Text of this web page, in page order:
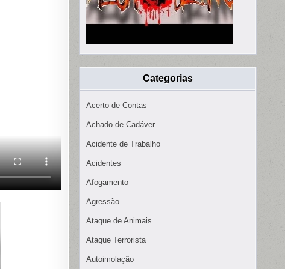
Categorias
Acerto de Contas
Achado de Cadáver
Acidente de Trabalho
Acidentes
Afogamento
Agressão
Ataque de Animais
Ataque Terrorista
Autoimolação